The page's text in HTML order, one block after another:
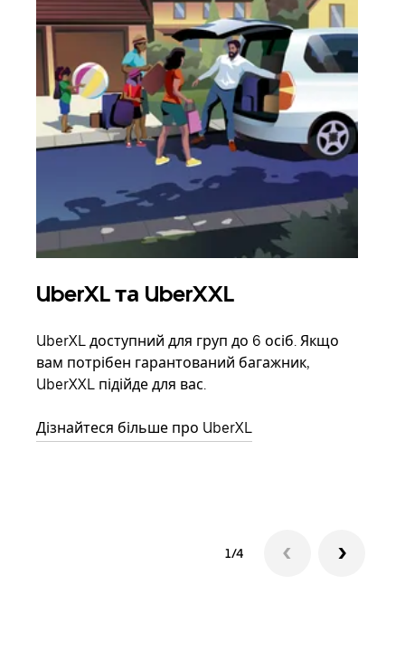
UberXL та UberXXL
UberXL доступний для груп до 6 осіб. Якщо
вам потрібен гарантований багажник,
UberXXL підійде для вас.
Дізнайтеся більше про UberXL
1/4